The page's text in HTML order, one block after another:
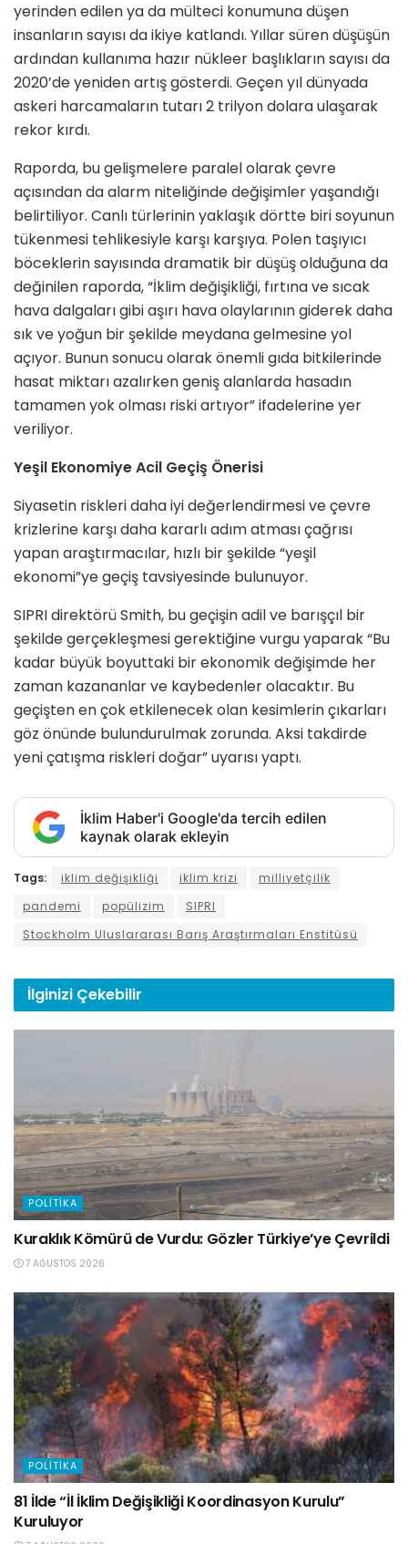
yerinden edilen ya da mülteci konumuna düşen
insanların sayısı da ikiye katlandı. Yıllar süren düşüşün
ardından kullanıma hazır nükleer başlıkların sayısı da
2020’de yeniden artış gösterdi. Geçen yıl dünyada
askeri harcamaların tutarı 2 trilyon dolara ulaşarak
rekor kırdı.
Raporda, bu gelişmelere paralel olarak çevre
açısından da alarm niteliğinde değişimler yaşandığı
belirtiliyor. Canlı türlerinin yaklaşık dörtte biri soyunun
tükenmesi tehlikesiyle karşı karşıya. Polen taşıyıcı
böceklerin sayısında dramatik bir düşüş olduğuna da
değinilen raporda, “İklim değişikliği, fırtına ve sıcak
hava dalgaları gibi aşırı hava olaylarının giderek daha
sık ve yoğun bir şekilde meydana gelmesine yol
açıyor. Bunun sonucu olarak önemli gıda bitkilerinde
hasat miktarı azalırken geniş alanlarda hasadın
tamamen yok olması riski artıyor” ifadelerine yer
veriliyor.
Yeşil Ekonomiye Acil Geçiş Önerisi
Siyasetin riskleri daha iyi değerlendirmesi ve çevre
krizlerine karşı daha kararlı adım atması çağrısı
yapan araştırmacılar, hızlı bir şekilde “yeşil
ekonomi”ye geçiş tavsiyesinde bulunuyor.
SIPRI direktörü Smith, bu geçişin adil ve barışçıl bir
şekilde gerçekleşmesi gerektiğine vurgu yaparak “Bu
kadar büyük boyuttaki bir ekonomik değişimde her
zaman kazananlar ve kaybedenler olacaktır. Bu
geçişten en çok etkilenecek olan kesimlerin çıkarları
göz önünde bulundurulmak zorunda. Aksi takdirde
yeni çatışma riskleri doğar” uyarısı yaptı.
İklim Haber'i Google'da tercih edilen
kaynak olarak ekleyin
Tags: iklim değişikliği iklim krizi
milliyetçilik
pandemi
popülizim
SIPRI
Stockholm Uluslararası Barış Araştırmaları Enstitüsü
İlginizi Çekebilir
POLITIKA
Kuraklık Kömürü de Vurdu: Gözler Türkiye’ye Çevrildi
7 AĞUSTOS 2026
POLITIKA
81 İlde “İl İklim Değişikliği Koordinasyon Kurulu”
Kuruluyor